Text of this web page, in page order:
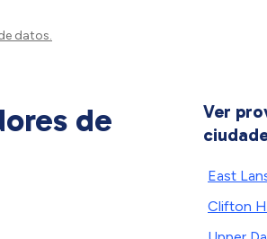
datos.
de
Ver
East
Clifton